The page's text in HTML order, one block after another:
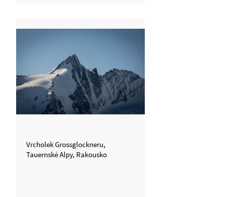
Vrcholek Grossglockneru,
Tauernské Alpy, Rakousko